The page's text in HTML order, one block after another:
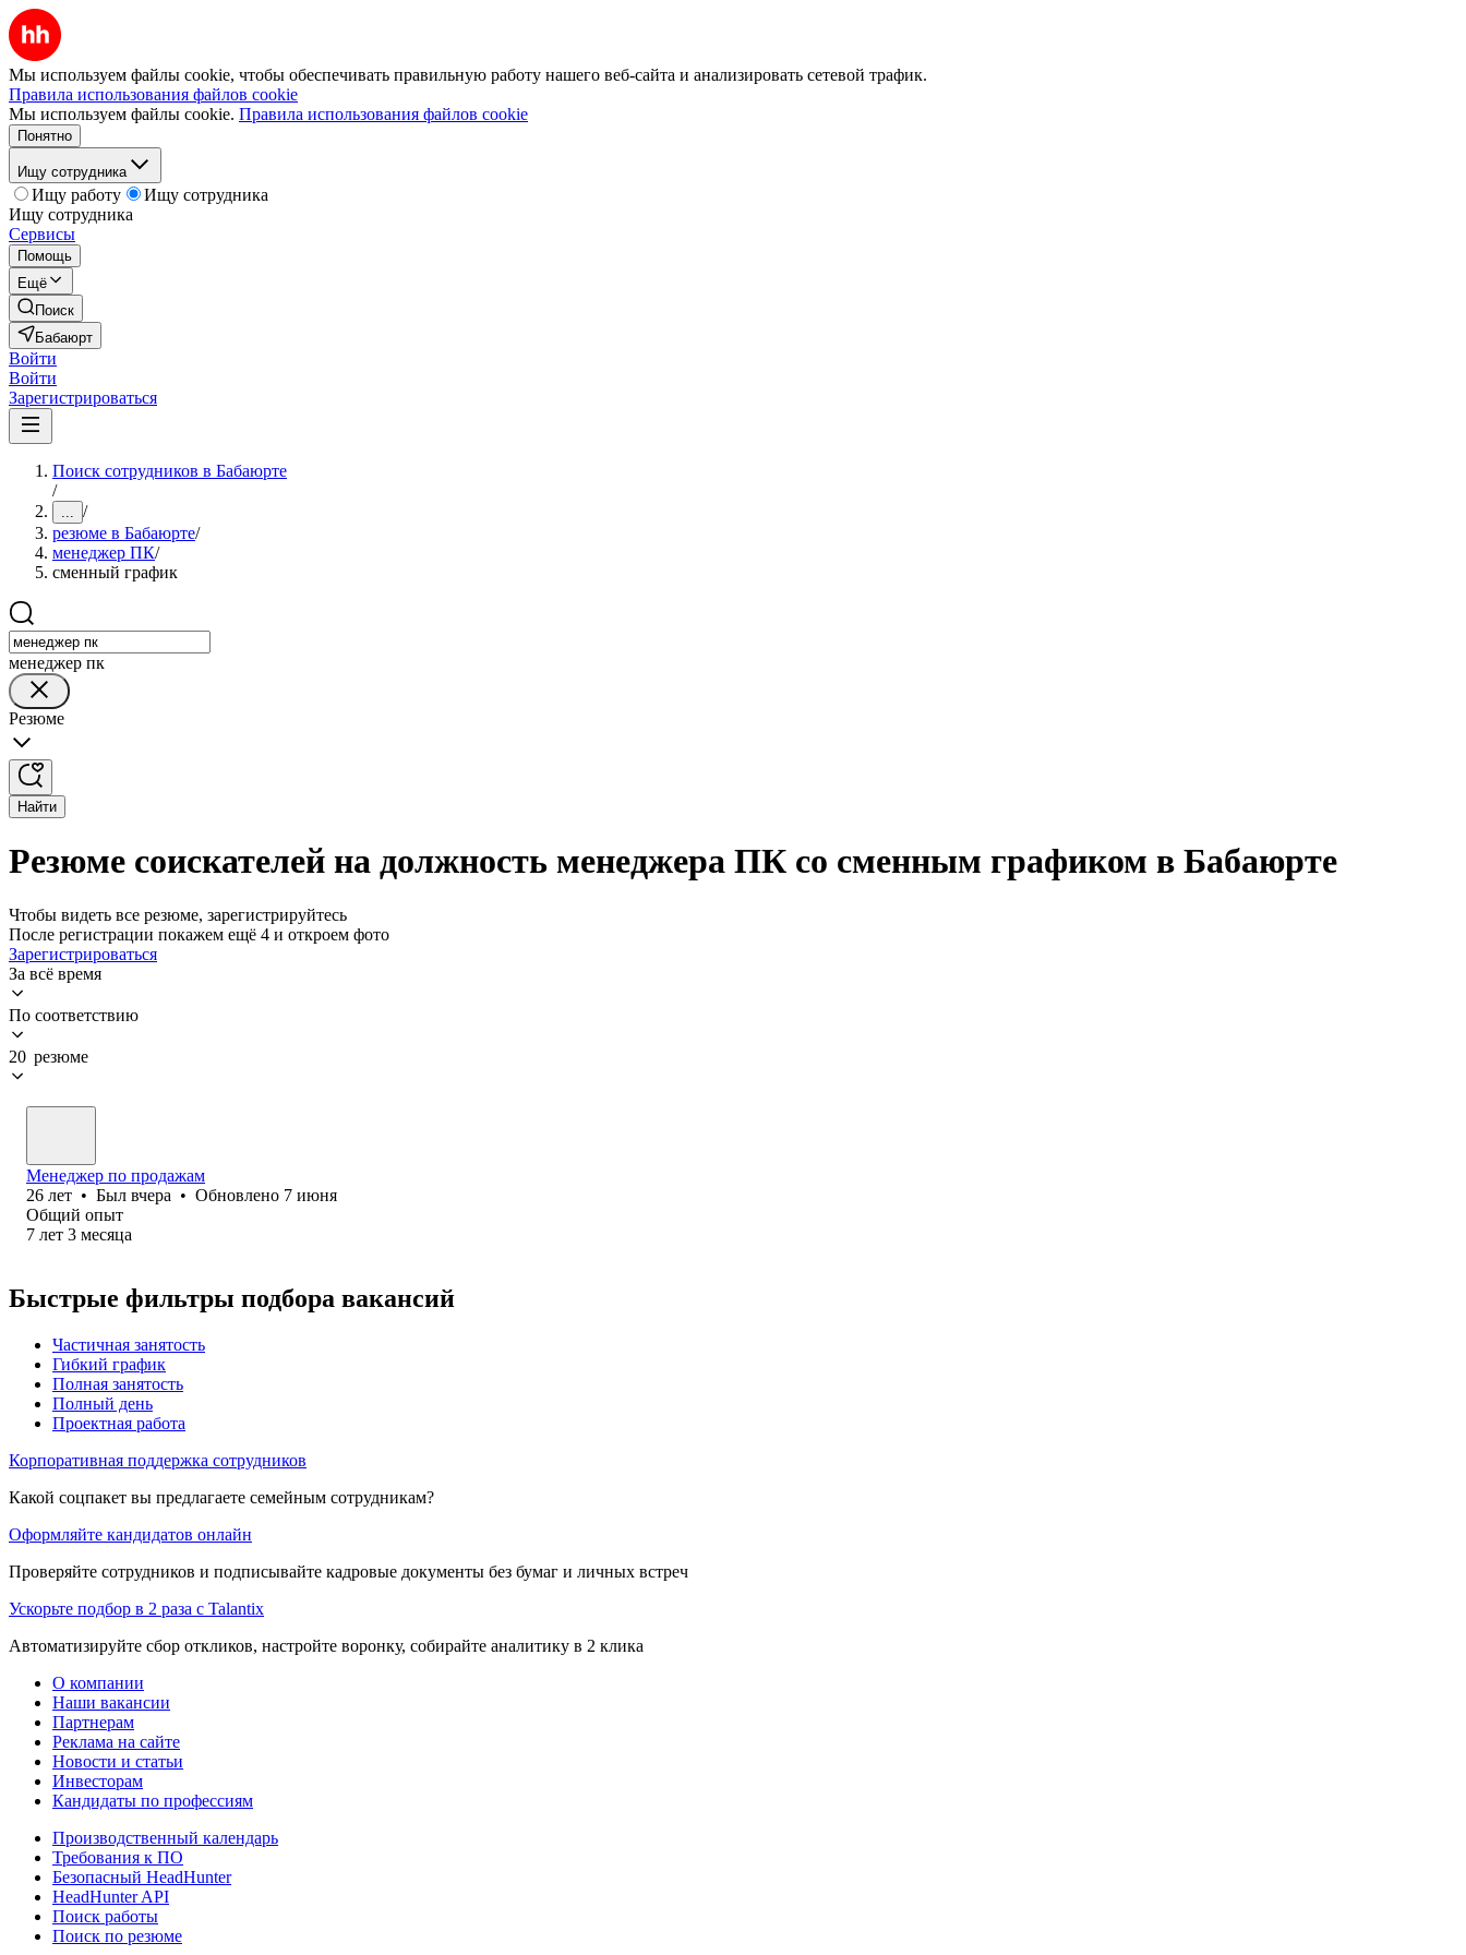
Мы используем файлы cookie, чтобы обеспечивать правильную работу нашего веб-сайта и анализировать сетевой трафик.
Правила использования файлов cookie
Мы используем файлы cookie. Правила использования файлов cookie
Понятно
Ищу сотрудника
Ищу работу
Ищу сотрудника
Ищу сотрудника
Сервисы
Помощь
Ещё
Поиск
Бабаюрт
Войти
Войти
Зарегистрироваться
Поиск сотрудников в Бабаюрте
/
... /
резюме в Бабаюрте/
менеджер ПК/
сменный график
менеджер пк
Резюме
Найти
Резюме соискателей на должность менеджера ПК со сменным графиком в Бабаюрте
Чтобы видеть все резюме, зарегистрируйтесь
После регистрации покажем ещё 4 и откроем фото
Зарегистрироваться
За всё время
По соответствию
20 резюме
Менеджер по продажам
26 лет • Был вчера • Обновлено 7 июня
Общий опыт
7 лет 3 месяца
Быстрые фильтры подбора вакансий
Частичная занятость
Гибкий график
Полная занятость
Полный день
Проектная работа
Корпоративная поддержка сотрудников
Какой соцпакет вы предлагаете семейным сотрудникам?
Оформляйте кандидатов онлайн
Проверяйте сотрудников и подписывайте кадровые документы без бумаг и личных встреч
Ускорьте подбор в 2 раза с Talantix
Автоматизируйте сбор откликов, настройте воронку, собирайте аналитику в 2 клика
О компании
Наши вакансии
Партнерам
Реклама на сайте
Новости и статьи
Инвесторам
Кандидаты по профессиям
Производственный календарь
Требования к ПО
Безопасный HeadHunter
HeadHunter API
Поиск работы
Поиск по резюме